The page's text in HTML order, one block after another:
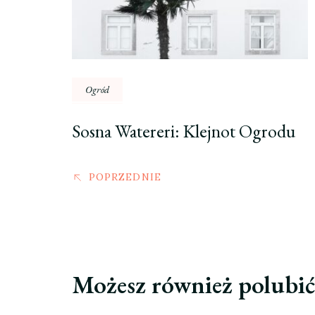
Ogród
Sosna Watereri: Klejnot Ogrodu
POPRZEDNIE
Możesz również